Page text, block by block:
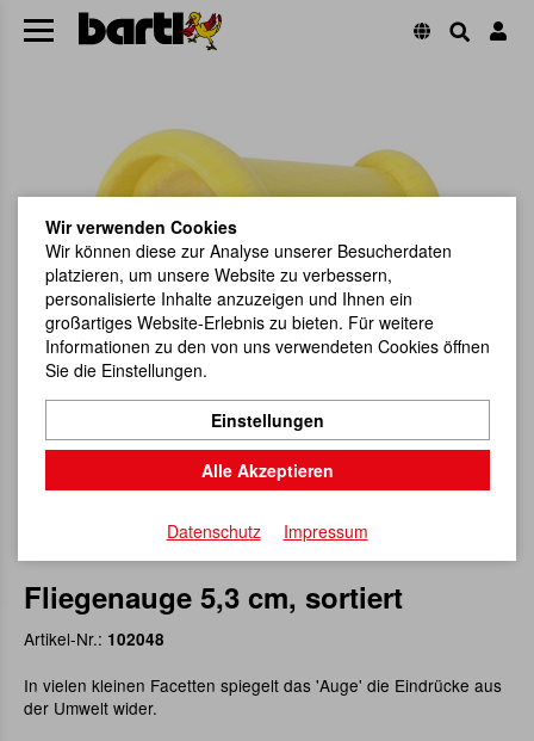
Fliegenauge 5,3 cm, sortiert
Artikel-Nr.: 102048
In vielen kleinen Facetten spiegelt das 'Auge' die Eindrücke aus
der Umwelt wider.
Wir verwenden Cookies
Wir können diese zur Analyse unserer Besucherdaten
platzieren, um unsere Website zu verbessern,
personalisierte Inhalte anzuzeigen und Ihnen ein
großartiges Website-Erlebnis zu bieten. Für weitere
Informationen zu den von uns verwendeten Cookies öffnen
Sie die Einstellungen.
Einstellungen
Alle Akzeptieren
Datenschutz Impressum